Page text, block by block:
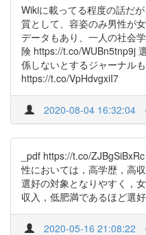
Wikiに載ってる程度の話だ
質として、容姿のみ男性が
データもあり、一人の社会
険 https://t.co/WUBn5tnp9j
係しないとするジャーナル
https://t.co/VpHdvgxiI7
2020-08-04 16:32:04
_pdf https://t.co/
性においては，高学歴，高
選好の対象となりやすく，
収入，低肥満であるほど選
2020-05-16 21:08:22